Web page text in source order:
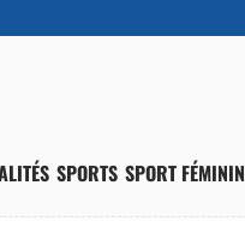
SPORTS SPORT FÉMININ